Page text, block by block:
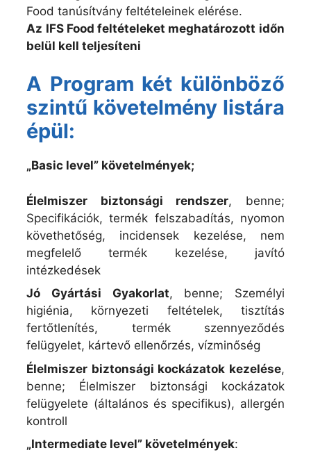
Food tanúsítvány feltételeinek elérése.
Az IFS Food feltételeket meghatározott időn
belül kell teljesíteni
A Program két különböző
szintű követelmény listára
épül:
„Basic level” követelmények;
Élelmiszer biztonsági rendszer, benne;
Specifikációk, termék felszabadítás, nyomon
követhetőség, incidensek kezelése, nem
megfelelő termék kezelése, javító
intézkedések
Jó Gyártási Gyakorlat, benne; Személyi
higiénia, környezeti feltételek, tisztítás
fertőtlenítés, termék szennyeződés
felügyelet, kártevő ellenőrzés, vízminőség
Élelmiszer biztonsági kockázatok kezelése,
benne; Élelmiszer biztonsági kockázatok
felügyelete (általános és specifikus), allergén
kontroll
„Intermediate level” követelmények: